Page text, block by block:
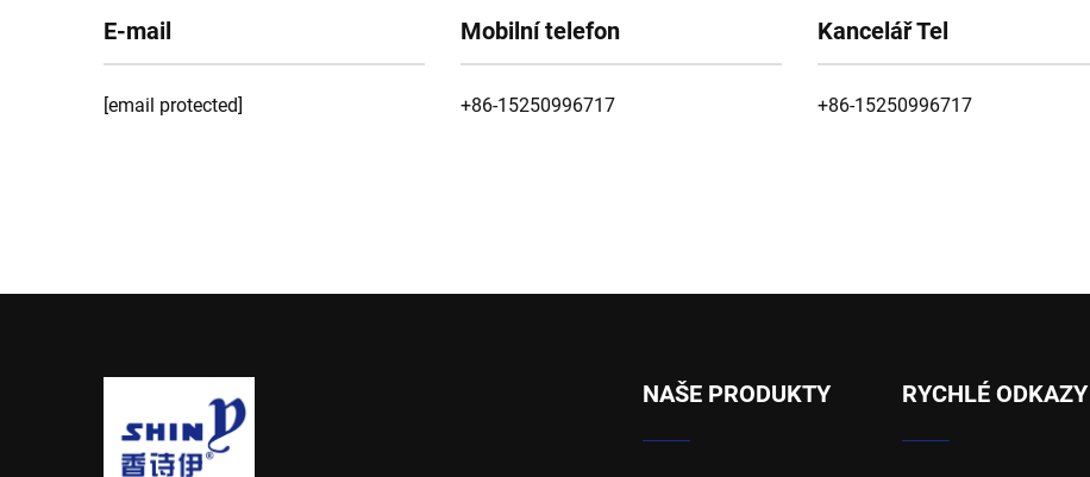
E-mail
[email protected]
Mobilní telefon
+86-15250996717
Kancelář Tel
+86-15250996717
NAŠE PRODUKTY RYCHLÉ ODKAZY